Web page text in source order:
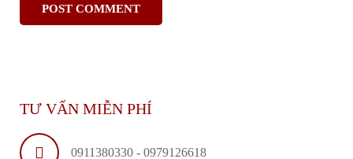
TƯ VẤN MIỄN PHÍ
0911380330 - 0979126618